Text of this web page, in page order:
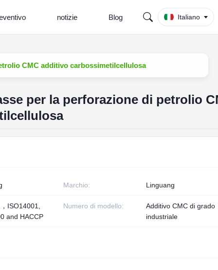
notizie Blog Italiano
CMC additivo carbossimetilcellulosa
per la perforazione di petrolio
Marchio: Linguang
ISO14001,
and HACCP
Numero di modello:
Additivo CMC di grado
industriale